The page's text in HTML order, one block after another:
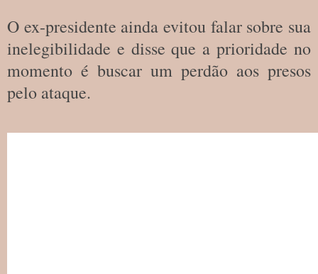
O ex-presidente ainda evitou falar sobre sua
inelegibilidade e disse que a prioridade no
momento é buscar um perdão aos presos
pelo ataque.